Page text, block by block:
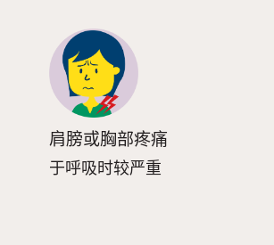
肩膀或胸部疼痛
于呼吸时较严重